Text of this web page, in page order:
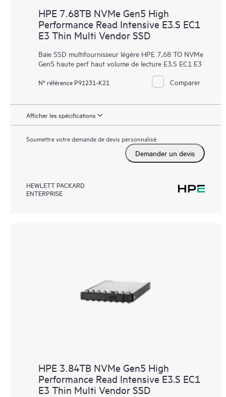
HPE 7.68TB NVMe Gen5 High
Performance Read Intensive E3.S EC1
E3 Thin Multi Vendor SSD
Baie SSD multifournisseur légère HPE 7,68 TO NVMe
Gen5 haute perf haut volume de lecture E3.S EC1 E3
N° référence P91231-K21 Comparer
Afficher les spécifications
Soumettre votre demande de devis personnalisé
Demander un devis
HEWLETT PACKARD
ENTERPRISE
HPE 3.84TB NVMe Gen5 High
Performance Read Intensive E3.S EC1
E3 Thin Multi Vendor SSD